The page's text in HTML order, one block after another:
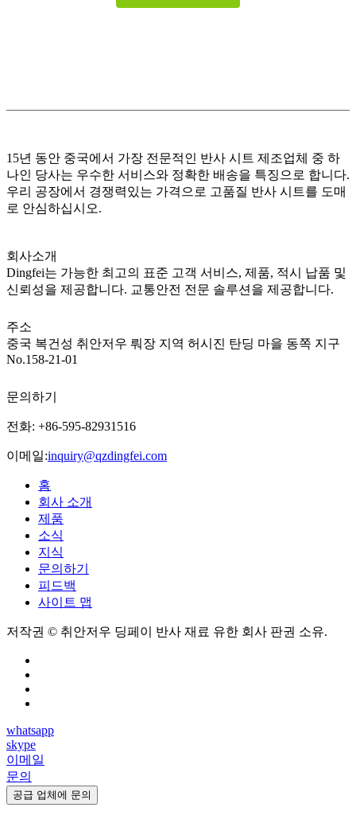
15년 동안 중국에서 가장 전문적인 반사 시트 제조업체 중 하
나인 당사는 우수한 서비스와 정확한 배송을 특징으로 합니다.
우리 공장에서 경쟁력있는 가격으로 고품질 반사 시트를 도매
로 안심하십시오.
회사소개
Dingfei는 가능한 최고의 표준 고객 서비스, 제품, 적시 납품 및
신뢰성을 제공합니다. 교통안전 전문 솔루션을 제공합니다.
주소
중국 복건성 취안저우 뤄장 지역 허시진 탄딩 마을 동쪽 지구
No.158-21-01
문의하기
전화: +86-595-82931516
이메일:inquiry@qzdingfei.com
홈
회사 소개
제품
소식
지식
문의하기
피드백
사이트 맵
저작권 © 취안저우 딩페이 반사 재료 유한 회사 판권 소유.
whatsapp
skype
이메일
문의
공급 업체에 문의